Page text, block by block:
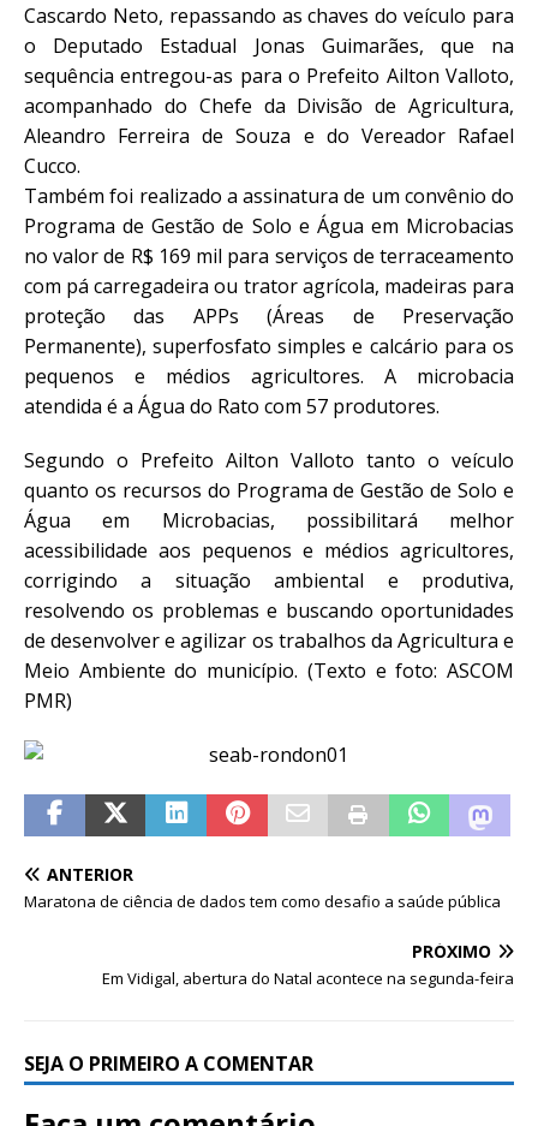
Cascardo Neto, repassando as chaves do veículo para
o Deputado Estadual Jonas Guimarães, que na
sequência entregou-as para o Prefeito Ailton Valloto,
acompanhado do Chefe da Divisão de Agricultura,
Aleandro Ferreira de Souza e do Vereador Rafael
Cucco.
Também foi realizado a assinatura de um convênio do
Programa de Gestão de Solo e Água em Microbacias
no valor de R$ 169 mil para serviços de terraceamento
com pá carregadeira ou trator agrícola, madeiras para
proteção das APPs (Áreas de Preservação
Permanente), superfosfato simples e calcário para os
pequenos e médios agricultores. A microbacia
atendida é a Água do Rato com 57 produtores.
Segundo o Prefeito Ailton Valloto tanto o veículo
quanto os recursos do Programa de Gestão de Solo e
Água em Microbacias, possibilitará melhor
acessibilidade aos pequenos e médios agricultores,
corrigindo a situação ambiental e produtiva,
resolvendo os problemas e buscando oportunidades
de desenvolver e agilizar os trabalhos da Agricultura e
Meio Ambiente do município. (Texto e foto: ASCOM
PMR)
ANTERIOR
Maratona de ciência de dados tem como desafio a saúde pública
PRÓXIMO
Em Vidigal, abertura do Natal acontece na segunda-feira
SEJA O PRIMEIRO A COMENTAR